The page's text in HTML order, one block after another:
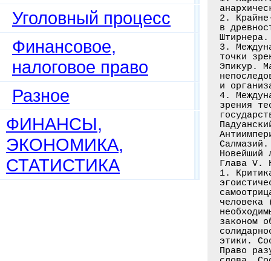
Уголовный процесс
Финансовое,
налоговое право
Разное
ФИНАНСЫ,
ЭКОНОМИКА,
СТАТИСТИКА